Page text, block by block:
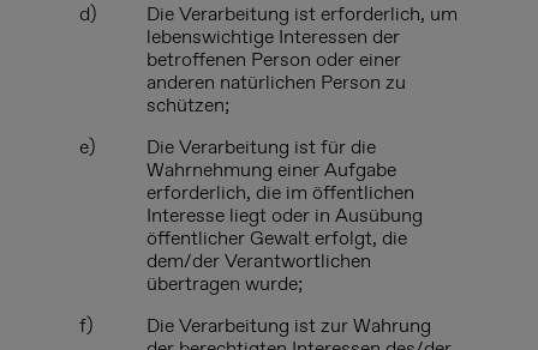
d)
Die Verarbeitung ist erforderlich, um
lebenswichtige Interessen der
betroffenen Person oder einer
anderen natürlichen Person zu
schützen;
e)
Die Verarbeitung ist für die
Wahrnehmung einer Aufgabe
erforderlich, die im öffentlichen
Interesse liegt oder in Ausübung
öffentlicher Gewalt erfolgt, die
dem/der Verantwortlichen
übertragen wurde;
f)
Die Verarbeitung ist zur Wahrung